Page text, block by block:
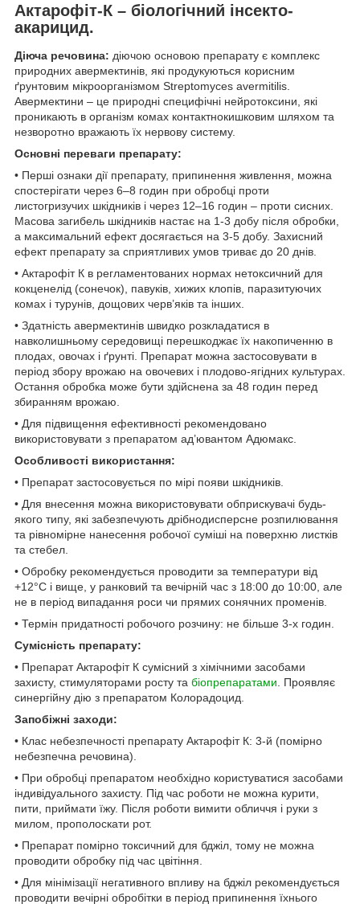
Актарофіт-К – біологічний інсекто-
акарицид.
Діюча речовина: діючою основою препарату є комплекс
природних авермектинів, які продукуються корисним
ґрунтовим мікроорганізмом Streptomyces avermitilis.
Авермектини – це природні специфічні нейротоксини, які
проникають в організм комах контактнокишковим шляхом та
незворотно вражають їх нервову систему.
Основні переваги препарату:
• Перші ознаки дії препарату, припинення живлення, можна
спостерігати через 6–8 годин при обробці проти
листогризучих шкідників і через 12–16 годин – проти сисних.
Масова загибель шкідників настає на 1-3 добу після обробки,
а максимальний ефект досягається на 3-5 добу. Захисний
ефект препарату за сприятливих умов триває до 20 днів.
• Актарофіт К в регламентованих нормах нетоксичний для
кокценелід (сонечок), павуків, хижих клопів, паразитуючих
комах і турунів, дощових черв’яків та інших.
• Здатність авермектинів швидко розкладатися в
навколишньому середовищі перешкоджає їх накопиченню в
плодах, овочах і ґрунті. Препарат можна застосовувати в
період збору врожаю на овочевих і плодово-ягідних культурах.
Остання обробка може бути здійснена за 48 годин перед
збиранням врожаю.
• Для підвищення ефективності рекомендовано
використовувати з препаратом ад’ювантом Адюмакс.
Особливості використання:
• Препарат застосовується по мірі появи шкідників.
• Для внесення можна використовувати обприскувачі будь-
якого типу, які забезпечують дрібнодисперсне розпилювання
та рівномірне нанесення робочої суміші на поверхню листків
та стебел.
• Обробку рекомендується проводити за температури від
+12°С і вище, у ранковий та вечірній час з 18:00 до 10:00, але
не в період випадання роси чи прямих сонячних променів.
• Термін придатності робочого розчину: не більше 3-х годин.
Сумісність препарату:
• Препарат Актарофіт К сумісний з хімічними засобами
захисту, стимуляторами росту та біопрепаратами. Проявляє
синергійну дію з препаратом Колорадоцид.
Запобіжні заходи:
• Клас небезпечності препарату Актарофіт К: 3-й (помірно
небезпечна речовина).
• При обробці препаратом необхідно користуватися засобами
індивідуального захисту. Під час роботи не можна курити,
пити, приймати їжу. Після роботи вимити обличчя і руки з
милом, прополоскати рот.
• Препарат помірно токсичний для бджіл, тому не можна
проводити обробку під час цвітіння.
• Для мінімізації негативного впливу на бджіл рекомендується
проводити вечірні обробітки в період припинення їхнього